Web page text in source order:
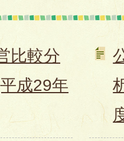
比較分
成29年